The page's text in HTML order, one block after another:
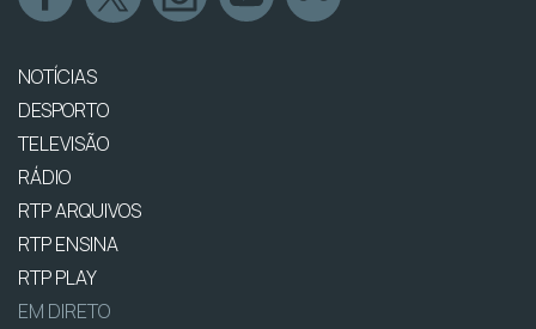
NOTÍCIAS
DESPORTO
TELEVISÃO
RÁDIO
RTP ARQUIVOS
RTP ENSINA
RTP PLAY
EM DIRETO